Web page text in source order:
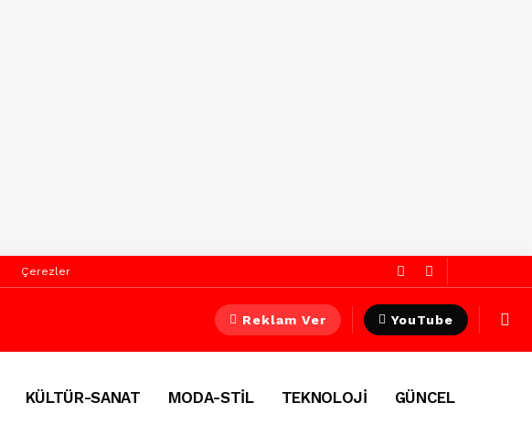
Çerezler
Reklam Ver YouTube
KÜLTÜR-SANAT MODA-STİL TEKNOLOJİ
GÜNCEL